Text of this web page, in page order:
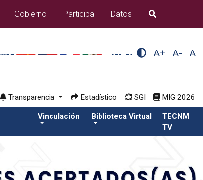
Gobierno
Participa Datos B�squeda
A+ A- A
Transparencia Estadístico SGI MIG 2026
Vinculación Biblioteca Virtual
TECNM
TV